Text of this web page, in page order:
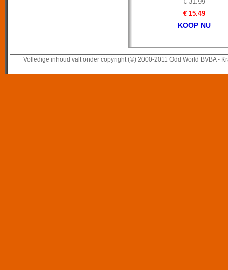
€ 15.49
KOOP NU
Volledige inhoud valt onder copyright (©) 2000-2011 Odd World BVBA -